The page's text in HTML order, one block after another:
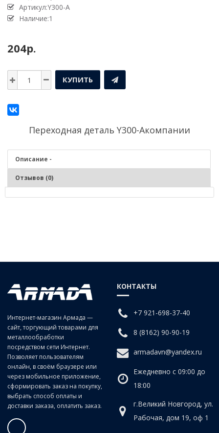
Артикул:Y300-A
Наличие:1
204р.
КУПИТЬ
Переходная деталь Y300-Aкомпании
Описание -
Отзывов (0)
Интернет-магазин Армада —
сайт, торгующий товарами для
металлообработки
посредством сети Интернет.
Позволяет пользователям
онлайн, в своём браузере или
через мобильное приложение,
сформировать заказ на покупку,
выбрать способ оплаты и
доставки заказа, оплатить заказ.
КОНТАКТЫ
+7 921-698-37-40
8 (8162) 90-90-19
armadavn@yandex.ru
Ежедневно с 09:00 до
18:00
г.Великий Новгород, ул.
Рабочая, дом 19, оф 1